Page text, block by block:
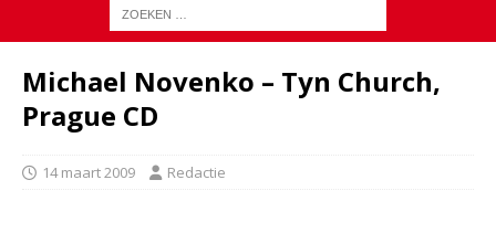
Michael Novenko – Tyn Church,
Prague CD
14 maart 2009 Redactie